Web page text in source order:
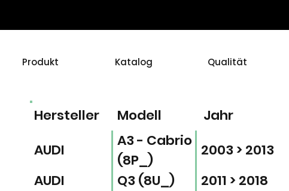
Produkt Katalog Qualität
Modell Jahr
Hersteller
AUDI
A3 - Cabrio
(8P_)
2003 > 2013
AUDI
Q3 (8U_)
2011 > 2018